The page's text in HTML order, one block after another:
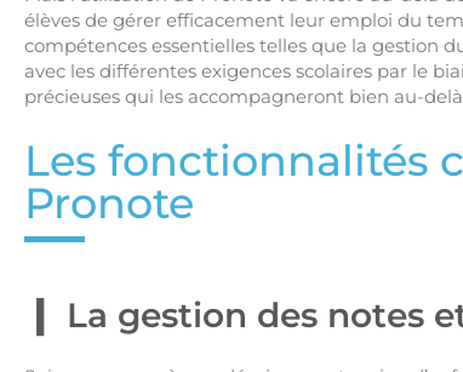
élèves de gérer efficacement leur emploi du
compétences essentielles telles que la gestion
avec les différentes exigences scolaires par le
précieuses qui les accompagneront bien au-delà
Les fonctionnalités
Pronote
La gestion des notes